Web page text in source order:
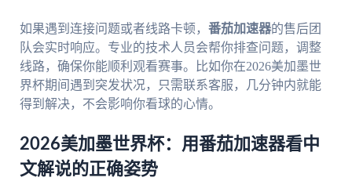
如果遇到连接问题或者线路卡顿， 番茄加速器的售后团
队会实时响应。专业的技术人员会帮你排查问题，调整
线路，确保你能顺利观看赛事。比如你在2026美加墨世
界杯期间遇到突发状况，只需联系客服，几分钟内就能
得到解决，不会影响你看球的心情。
2026美加墨世界杯：用番茄加速器看中
文解说的正确姿势